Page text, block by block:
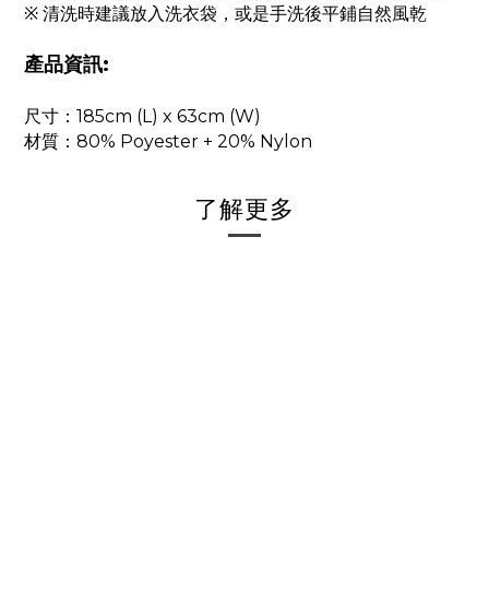
※ 清洗時建議放入洗衣袋，或是手洗後平鋪自然風乾
產品資訊:
尺寸：185cm (L) x 63cm (W)
材質：80% Poyester + 20% Nylon
了解更多